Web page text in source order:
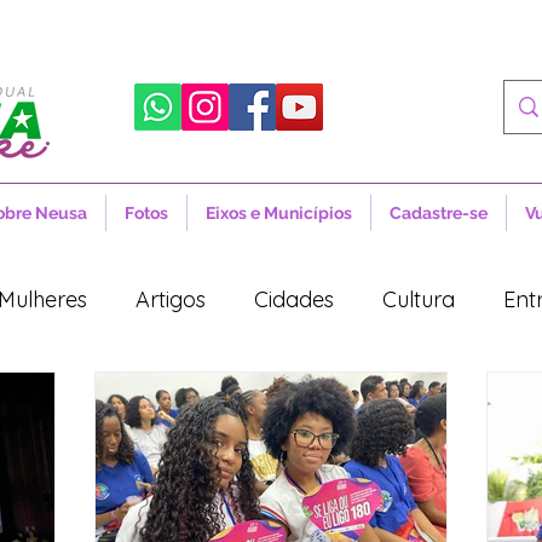
Neusa Fotos Eixos e Municípios Cadastre-se
Mulheres Artigos Cidades Cultura
Novidades Artigos Cidades
Política Lula Desenvolvimento Territorial